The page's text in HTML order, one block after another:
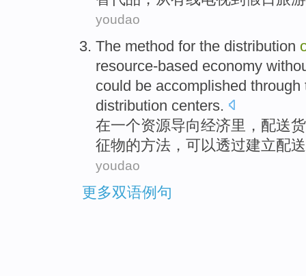
youdao
The method for the distribution
resource-based economy
could be accomplished through
distribution centers.
在一个资源导向经济里， 配送
征物的方法 ， 可以透过建立配送
youdao
更多双语例句